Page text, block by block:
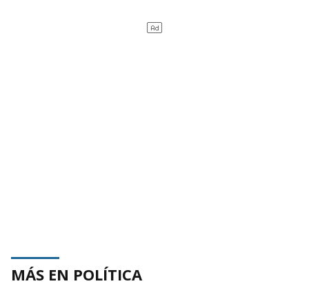
MÁS EN POLÍTICA